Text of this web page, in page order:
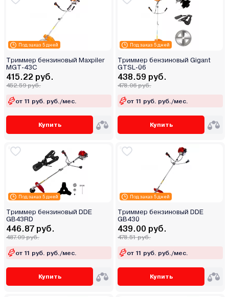
Под заказ 5 дней
Триммер бензиновый Maxpiler
MGT-43C
415.22 руб.
452.59 руб.
от 11 руб. руб./мес.
Купить
Под заказ 5 дней
Триммер бензиновый Gigant
GTSL-06
438.59 руб.
478.06 руб.
от 11 руб. руб./мес.
Купить
Под заказ 5 дней
Триммер бензиновый DDE
GB43RD
446.87 руб.
487.09 руб.
от 11 руб. руб./мес.
Купить
Под заказ 5 дней
Триммер бензиновый DDE
GB430
439.00 руб.
478.51 руб.
от 11 руб. руб./мес.
Купить